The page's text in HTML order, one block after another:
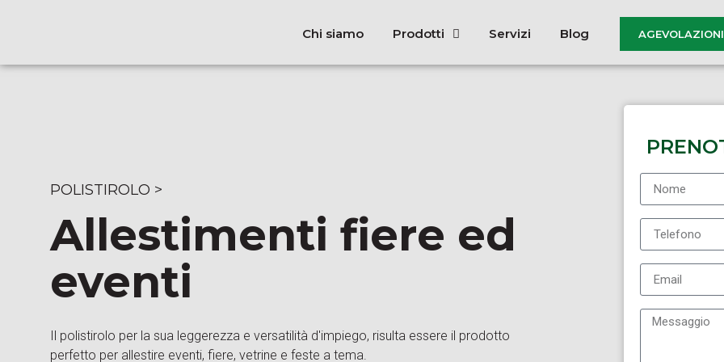
Chi siamo Prodotti Servizi Blog
POLISTIROLO >
Allestimenti fiere ed
eventi
Il polistirolo per la sua leggerezza e versatilità d'impiego, risulta essere il prodotto
perfetto per allestire eventi, fiere, vetrine e feste a tema.